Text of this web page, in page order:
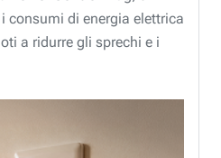
consumi di energia elettrica
a ridurre gli sprechi e i